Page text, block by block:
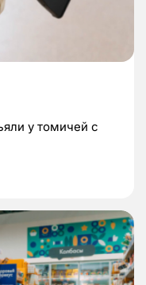
у томичей с